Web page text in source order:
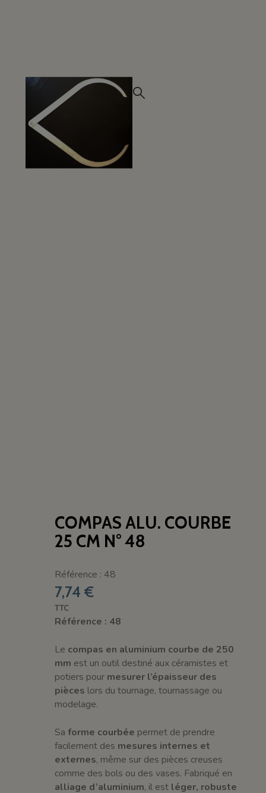
COMPAS ALU. COURBE
25 CM N° 48
Référence : 48
7,74 €
TTC
Référence : 48
Le compas en aluminium courbe de 250
mm est un outil destiné aux céramistes et
potiers pour mesurer l’épaisseur des
pièces lors du tournage, tournassage ou
modelage.
Saforme courbée permet de prendre
facilement des mesures internes et
externes, même sur des pièces creuses
comme des bols ou des vases. Fabriqué en
alliage d’aluminium, il est léger, robuste